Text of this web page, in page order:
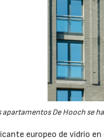
apartamentos De Hooch se
europeo de vidrio